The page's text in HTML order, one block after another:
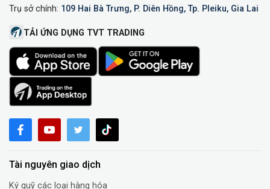
Trụ sở chính: 109 Hai Bà Trưng, P. Diên Hồng, Tp. Pleiku, Gia Lai
TẢI ỨNG DỤNG TVT TRADING
Tài nguyên giao dịch
Ký quỹ các loại hàng hóa